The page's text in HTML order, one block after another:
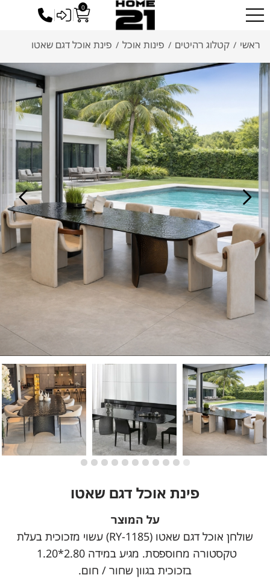
0
כניסה
ראשי / קטלוג רהיטים / פינות אוכל / פינת אוכל דגם שאטו
פינת אוכל דגם שאטו
על המוצר
שולחן אוכל דגם שאטו (RY-1185) עשוי מזכוכית בעלת
טקסטורה מחוספסת. מגיע במידה 2.80*1.20
בזכוכית בגוון שחור / חום.